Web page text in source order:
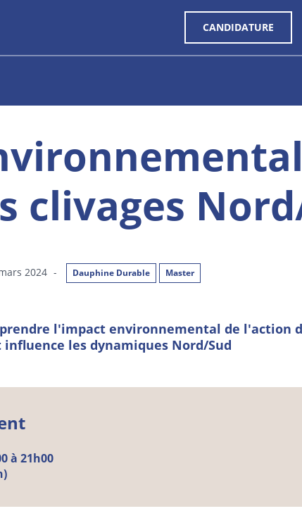
CANDIDATURE
clivages
2024 - Dauphine Durable Master
l'impact environnemental de l'action
les dynamiques Nord/Sud
à 21h00